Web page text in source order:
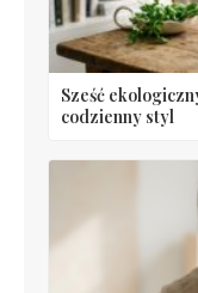
Sześć
codzienny styl